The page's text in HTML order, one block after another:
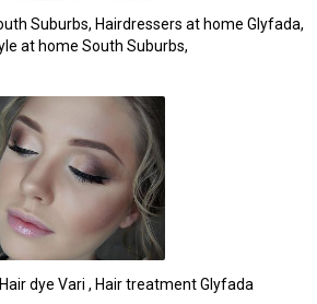
Suburbs, Hairdressers at home Glyfada,
at home South Suburbs,
dye Vari , Hair treatment Glyfada